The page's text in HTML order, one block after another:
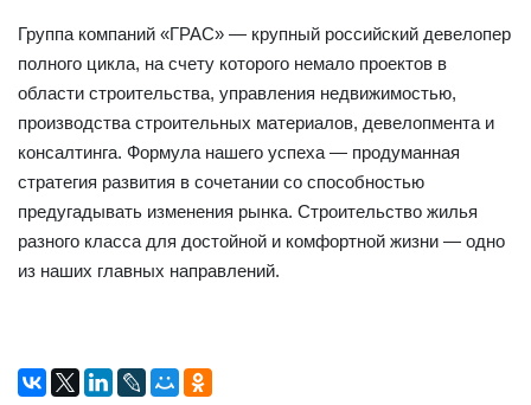
Группа компаний «ГРАС» — крупный российский девелопер
полного цикла, на счету которого немало проектов в
области строительства, управления недвижимостью,
производства строительных материалов, девелопмента и
консалтинга. Формула нашего успеха — продуманная
стратегия развития в сочетании со способностью
предугадывать изменения рынка. Строительство жилья
разного класса для достойной и комфортной жизни — одно
из наших главных направлений.